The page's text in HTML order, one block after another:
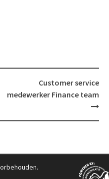
Customer service
medewerker Finance team